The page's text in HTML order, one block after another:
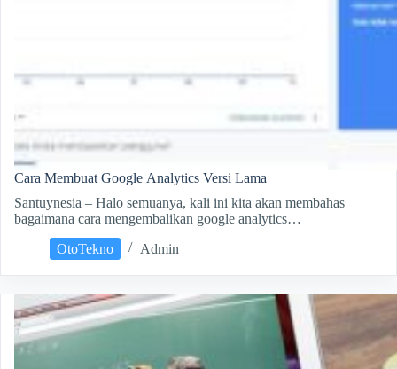
Cara Membuat Google Analytics Versi Lama
Santuynesia – Halo semuanya, kali ini kita akan membahas
bagaimana cara mengembalikan google analytics…
OtoTekno
Admin